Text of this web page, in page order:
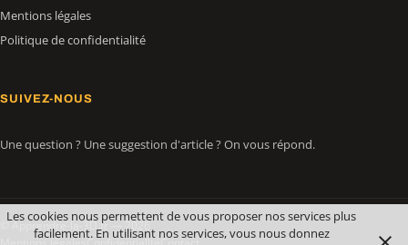
Mentions légales
Politique de confidentialité
SUIVEZ-NOUS
Une question ? Une suggestion d'article ? On vous répond.
© Apprendre-la-3D.fr — 2026
Les cookies nous permettent de vous proposer nos services plus
facilement. En utilisant nos services, vous nous donnez